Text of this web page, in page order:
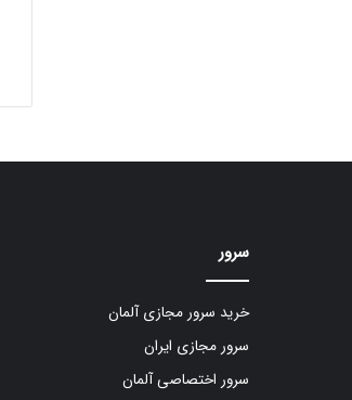
سرور
خرید سرور مجازی آلمان
سرور مجازی ایران
سرور اختصاصی آلمان